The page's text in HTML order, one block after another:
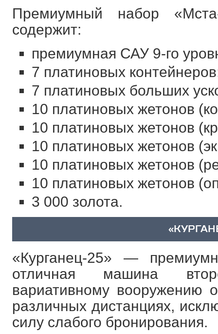
Премиумный набор
содержит:
премиумная САУ 9-го
7 платиновых
7 платиновых больших
10 платиновых жетонов
10 платиновых жетонов
10 платиновых жетонов
10 платиновых жетонов
10 платиновых жетонов
3 000 золота.
«Курганец-25» —
отличная машина
вариативному вооружению
различных дистанциях,
силу слабого бронирования.